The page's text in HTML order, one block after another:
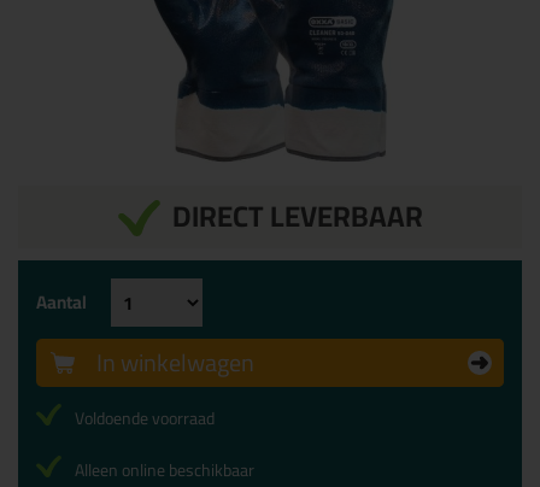
DIRECT LEVERBAAR
Aantal
In winkelwagen
Voldoende voorraad
Alleen online beschikbaar